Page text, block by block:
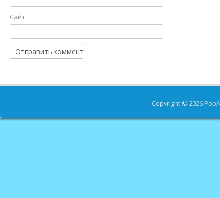
Сайт
Copyright © 2026